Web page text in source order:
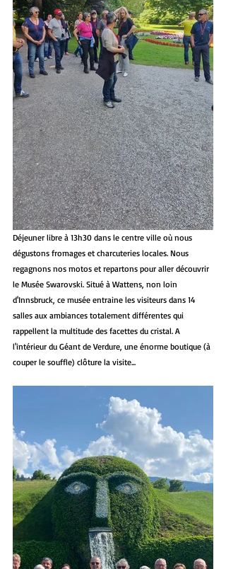
Déjeuner libre à 13h30 dans le centre ville où nous
dégustons fromages et charcuteries locales. Nous
regagnons nos motos et repartons pour aller découvrir
le Musée Swarovski. Situé à Wattens, non loin
d'Innsbruck, ce musée entraine les visiteurs dans 14
salles aux ambiances totalement différentes qui
rappellent la multitude des facettes du cristal. A
l'intérieur du Géant de Verdure, une énorme boutique (à
couper le souffle) clôture la visite...